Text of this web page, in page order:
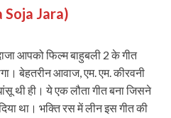
Soja Jara)
आपको फिल्म बाहुबली 2 के गीत
बेहतरीन आवाज, एम. एम. कीरवनी
थी ही। ये एक लौता गीत बना जिसने
था। भक्ति रस में लीन इस गीत की